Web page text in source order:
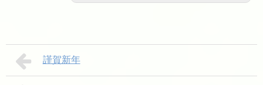
謹賀新年